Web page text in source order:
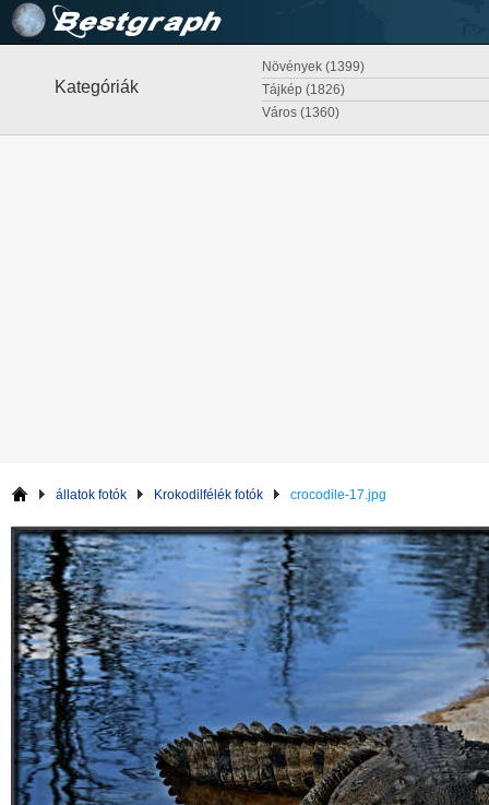
Kategóriák
Növények (1399)
Tájkép (1826)
Város (1360)
állatok fotók Krokodilfélék fotók crocodile-17.jpg